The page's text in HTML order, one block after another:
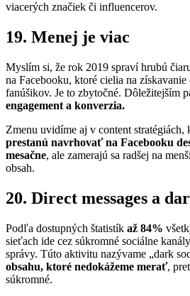
viacerých značiek či influencerov.
19. Menej je viac
Myslím si, že rok 2019 spraví hrubú
na Facebooku, ktoré cielia na získavanie
fanúšikov. Je to zbytočné. Dôležitejším
engagement a konverzia.
Zmenu uvidíme aj v content stratégiách,
prestanú navrhovať na Facebooku
mesačne, ale zamerajú sa radšej na
obsah.
20. Direct messages a
Podľa dostupných štatistík až 84%
sieťach ide cez súkromné sociálne
správy. Túto aktivitu nazývame „dark
obsahu, ktoré nedokážeme merať,
súkromné.